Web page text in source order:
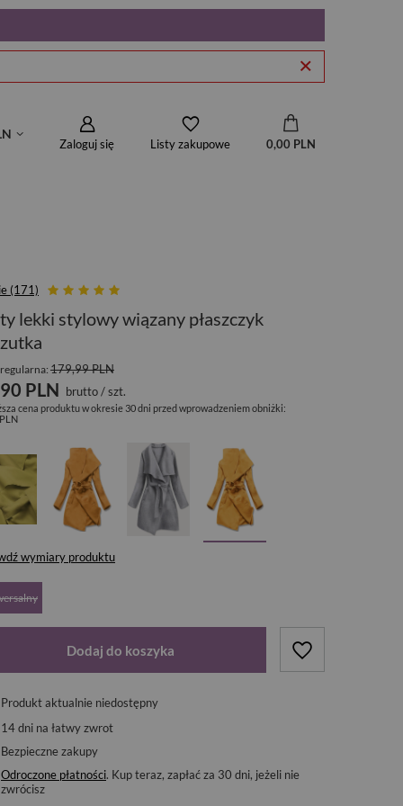
Zaloguj się Listy zakupowe 0,00 PLN
(171)
lekki stylowy wiązany płaszczyk
179,99 PLN
PLN brutto/szt.
cena produktu w okresie 30 dni przed wprowadzeniem obniżki:
wymiary produktu
Dodaj do koszyka
Produkt aktualnie niedostępny
14dni na łatwy zwrot
Bezpieczne zakupy
Odroczone płatności. Kup teraz, zapłać za 30 dni, jeżeli nie
zwrócisz